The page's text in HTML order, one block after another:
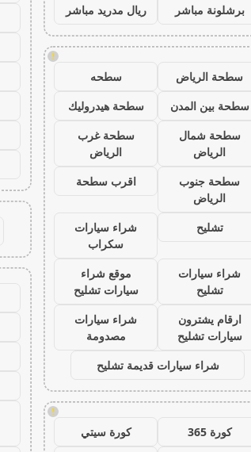
برشلونة مباشر
ريال مدريد مباشر
!
سطحة الرياض
سطحه
سطحة بين المدن
سطحة هيدروليك
سطحة شمال
الرياض
سطحة غرب
الرياض
سطحة جنوب
الرياض
اقرب سطحة
تشليح
شراء سيارات
سكراب
شراء سيارات
تشليح
موقع شراء
سيارات تشليح
ارقام يشترون
سيارات تشليح
شراء سيارات
مصدومة
شراء سيارات قديمة تشليح
!
كورة 365
كورة سيتي